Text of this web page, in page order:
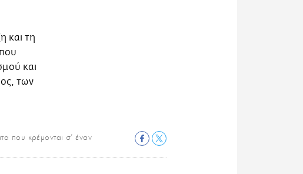
και τη
και
των
που κρέμονται σ’ έναν